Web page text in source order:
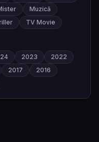
Muzică
TV Movie
2023
2022
2017
2016